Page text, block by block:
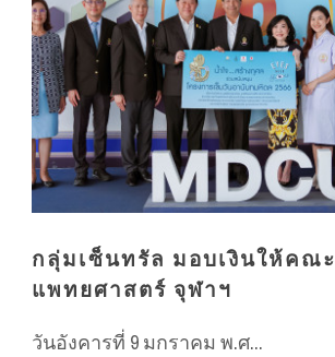
กลุ่มเซ็นทรัล มอบเงินให้คณะ
แพทยศาสตร์ จุฬาฯ
วันอังคารที่ 9 มกราคม พ.ศ...